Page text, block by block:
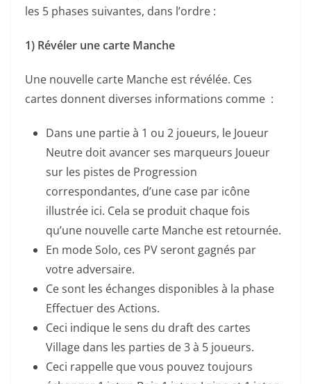
les 5 phases suivantes, dans l’ordre :
1) Révéler une carte Manche
Une nouvelle carte Manche est révélée. Ces
cartes donnent diverses informations comme :
Dans une partie à 1 ou 2 joueurs, le Joueur
Neutre doit avancer ses marqueurs Joueur
sur les pistes de Progression
correspondantes, d’une case par icône
illustrée ici. Cela se produit chaque fois
qu’une nouvelle carte Manche est retournée.
En mode Solo, ces PV seront gagnés par
votre adversaire.
Ce sont les échanges disponibles à la phase
Effectuer des Actions.
Ceci indique le sens du draft des cartes
Village dans les parties de 3 à 5 joueurs.
Ceci rappelle que vous pouvez toujours